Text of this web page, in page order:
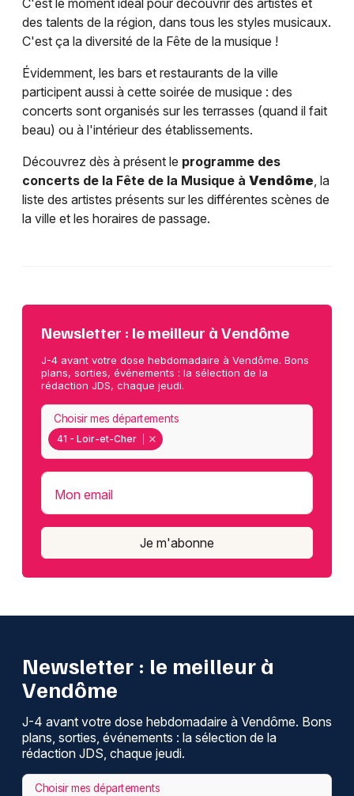
C'est le moment idéal pour découvrir des artistes et
des talents de la région, dans tous les styles musicaux.
C'est ça la diversité de la Fête de la musique !
Évidemment, les bars et restaurants de la ville
participent aussi à cette soirée de musique : des
concerts sont organisés sur les terrasses (quand il fait
beau) ou à l'intérieur des établissements.
Découvrez dès à présent le programme des
concerts de la Fête de la Musique à Vendôme, la
liste des artistes présents sur les différentes scènes de
la ville et les horaires de passage.
Newsletter : le meilleur à Vendôme
J-4 avant votre dose hebdomadaire à Vendôme. Bons
plans, sorties, événements : la sélection de la
rédaction JDS, chaque jeudi.
41 - Loir-et-Cher
Choisir mes départements
Mon email
Je m'abonne
Newsletter : le meilleur à
Vendôme
J-4 avant votre dose hebdomadaire à Vendôme. Bons
plans, sorties, événements : la sélection de la
rédaction JDS, chaque jeudi.
Choisir mes départements